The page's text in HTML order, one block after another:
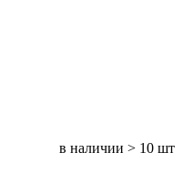
в наличии > 10 шт